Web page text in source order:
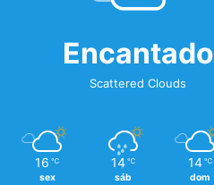
Encantado
Scattered Clouds
16 ℃
sex
14 ℃
sáb
14 ℃
dom